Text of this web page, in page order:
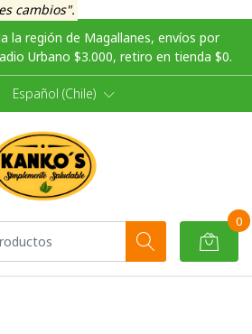
cambios".
la región de Magallanes, envíos por
Urbano $3.000, retiro en tienda $0.
Español (Chile)
0